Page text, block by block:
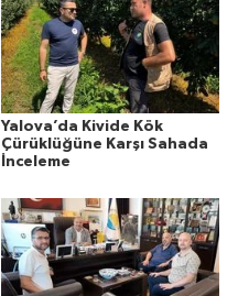
Yalova’da Kivide Kök
Çürüklüğüne Karşı Sahada
İnceleme